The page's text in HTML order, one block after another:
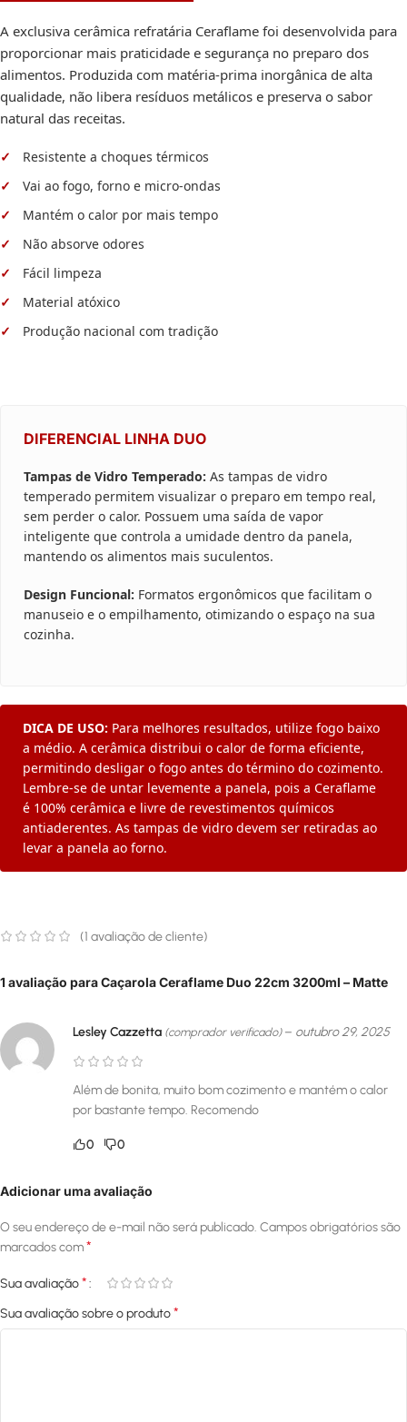
A exclusiva cerâmica refratária Ceraflame foi desenvolvida para
proporcionar mais praticidade e segurança no preparo dos
alimentos. Produzida com matéria-prima inorgânica de alta
qualidade, não libera resíduos metálicos e preserva o sabor
natural das receitas.
Resistente a choques térmicos
Vai ao fogo, forno e micro-ondas
Mantém o calor por mais tempo
Não absorve odores
Fácil limpeza
Material atóxico
Produção nacional com tradição
DIFERENCIAL LINHA DUO
Tampas de Vidro Temperado: As tampas de vidro
temperado permitem visualizar o preparo em tempo real,
sem perder o calor. Possuem uma saída de vapor
inteligente que controla a umidade dentro da panela,
mantendo os alimentos mais suculentos.
Design Funcional: Formatos ergonômicos que facilitam o
manuseio e o empilhamento, otimizando o espaço na sua
cozinha.
DICA DE USO: Para melhores resultados, utilize fogo baixo
a médio. A cerâmica distribui o calor de forma eficiente,
permitindo desligar o fogo antes do término do cozimento.
Lembre-se de untar levemente a panela, pois a Ceraflame
é 100% cerâmica e livre de revestimentos químicos
antiaderentes. As tampas de vidro devem ser retiradas ao
levar a panela ao forno.
(1 avaliação de cliente)
1 avaliação paraCaçarola Ceraflame Duo 22cm 3200ml – Matte
Lesley Cazzetta (comprador verificado) – outubro 29, 2025
Além de bonita, muito bom cozimento e mantém o calor
por bastante tempo. Recomendo
0 0
Adicionar uma avaliação
O seu endereço de e-mail não será publicado. Campos obrigatórios são
marcados com*
Sua avaliação*
Sua avaliação sobre o produto*